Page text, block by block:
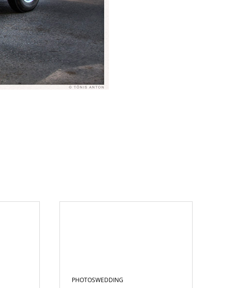
PHOTOSWEDDING